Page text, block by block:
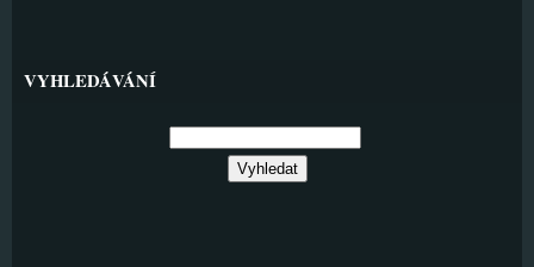
VYHLEDÁVÁNÍ